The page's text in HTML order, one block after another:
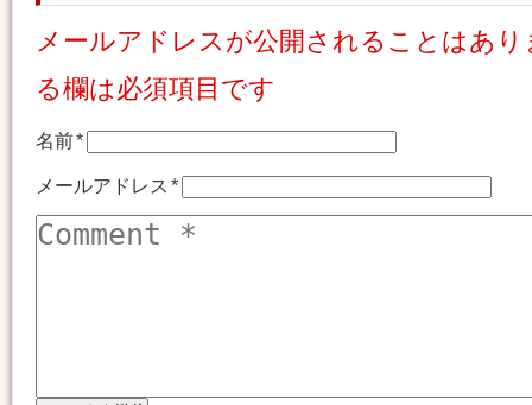
メールアドレスが公開されることはあ
る欄は必須項目です
名前*
メールアドレス*